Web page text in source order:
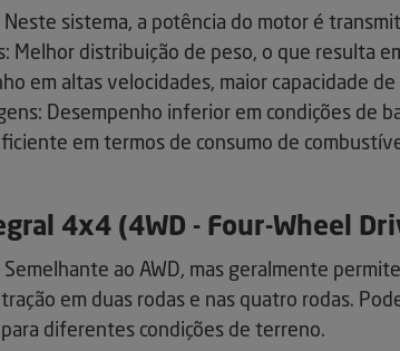
Neste sistema, a potência do motor é
Melhor distribuição de peso, o que resulta
em altas velocidades, maior capacidade
Desempenho inferior em condições de
em termos de consumo de
4x4 (4WD - Four-Wheel
Semelhante ao AWD, mas geralmente
em duas rodas e nas quatro rodas.
diferentes condições de terreno.